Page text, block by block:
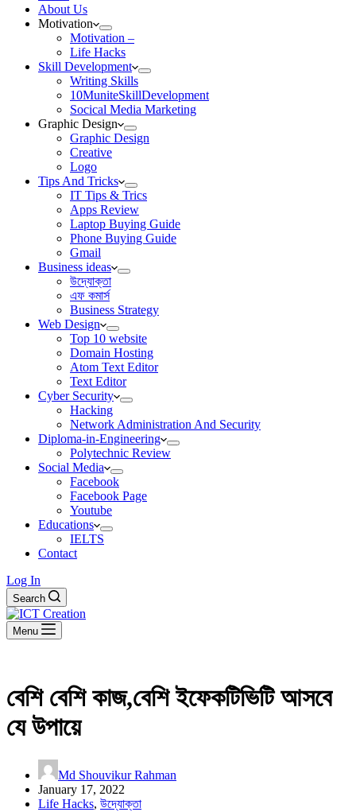
About Us
Motivation
Motivation –
Life Hacks
Skill Development
Writing Skills
10MuniteSkillDevelopment
Socical Media Marketing
Graphic Design
Graphic Design
Creative
Logo
Tips And Tricks
IT Tips & Trics
Apps Review
Laptop Buying Guide
Phone Buying Guide
Gmail
Business ideas
উদ্যোক্তা
এফ কমার্স
Business Strategy
Web Design
Top 10 website
Domain Hosting
Atom Text Editor
Text Editor
Cyber Security
Hacking
Network Administration And Security
Diploma-in-Engineering
Polytechnic Review
Social Media
Facebook
Facebook Page
Youtube
Educations
IELTS
Contact
Log In
Search
Menu
বেশি বেশি কাজ,বেশি ইফেকটিভিটি আসবে
যে উপায়ে
Md Shouvikur Rahman
January 17, 2022
Life Hacks, উদ্যোক্তা